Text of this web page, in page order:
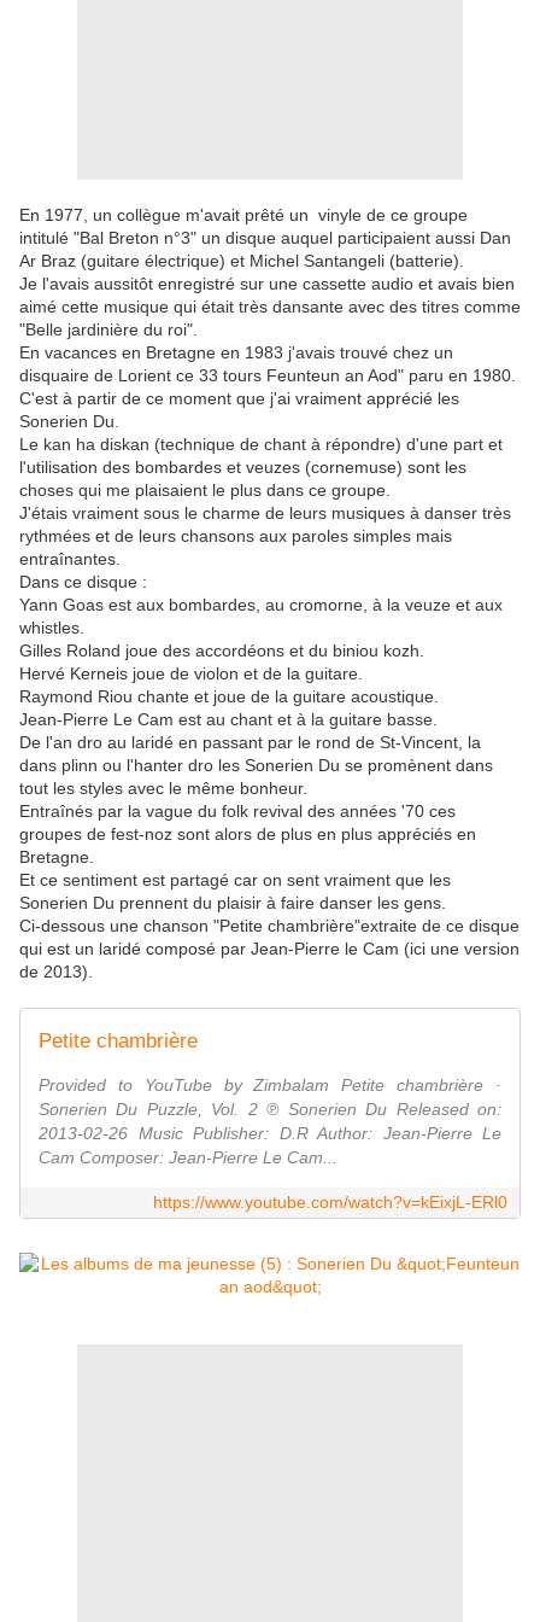
En 1977, un collègue m'avait prêté un vinyle de ce groupe
intitulé "Bal Breton n°3" un disque auquel participaient aussi Dan
Ar Braz (guitare électrique) et Michel Santangeli (batterie).
Je l'avais aussitôt enregistré sur une cassette audio et avais bien
aimé cette musique qui était très dansante avec des titres comme
"Belle jardinière du roi".
En vacances en Bretagne en 1983 j'avais trouvé chez un
disquaire de Lorient ce 33 tours Feunteun an Aod" paru en 1980.
C'est à partir de ce moment que j'ai vraiment apprécié les
Sonerien Du.
Le kan ha diskan (technique de chant à répondre) d'une part et
l'utilisation des bombardes et veuzes (cornemuse) sont les
choses qui me plaisaient le plus dans ce groupe.
J'étais vraiment sous le charme de leurs musiques à danser très
rythmées et de leurs chansons aux paroles simples mais
entraînantes.
Dans ce disque :
Yann Goas est aux bombardes, au cromorne, à la veuze et aux
whistles.
Gilles Roland joue des accordéons et du biniou kozh.
Hervé Kerneis joue de violon et de la guitare.
Raymond Riou chante et joue de la guitare acoustique.
Jean-Pierre Le Cam est au chant et à la guitare basse.
De l'an dro au laridé en passant par le rond de St-Vincent, la
dans plinn ou l'hanter dro les Sonerien Du se promènent dans
tout les styles avec le même bonheur.
Entraînés par la vague du folk revival des années '70 ces
groupes de fest-noz sont alors de plus en plus appréciés en
Bretagne.
Et ce sentiment est partagé car on sent vraiment que les
Sonerien Du prennent du plaisir à faire danser les gens.
Ci-dessous une chanson "Petite chambrière"extraite de ce disque
qui est un laridé composé par Jean-Pierre le Cam (ici une version
de 2013).
Petite chambrière
Provided to YouTube by Zimbalam Petite chambrière ·
Sonerien Du Puzzle, Vol. 2 ℗ Sonerien Du Released on:
2013-02-26 Music Publisher: D.R Author: Jean-Pierre Le
Cam Composer: Jean-Pierre Le Cam...
https://www.youtube.com/watch?v=kEixjL-ERl0